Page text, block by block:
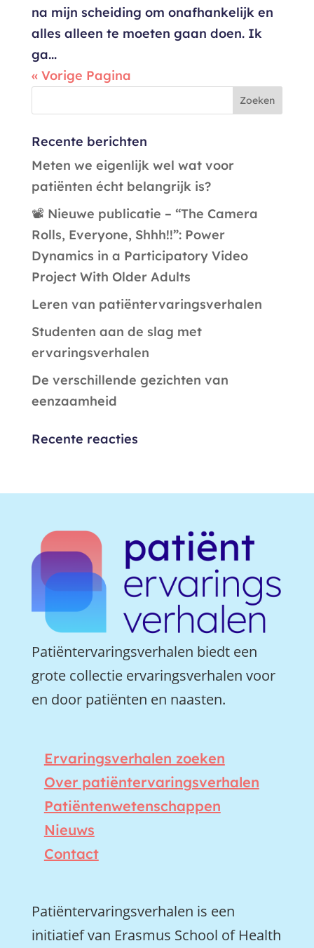
na mijn scheiding om onafhankelijk en
alles alleen te moeten gaan doen. Ik
ga...
« Vorige Pagina
Recente berichten
Meten we eigenlijk wel wat voor
patiënten écht belangrijk is?
📽️ Nieuwe publicatie – “The Camera
Rolls, Everyone, Shhh!!”: Power
Dynamics in a Participatory Video
Project With Older Adults
Leren van patiëntervaringsverhalen
Studenten aan de slag met
ervaringsverhalen
De verschillende gezichten van
eenzaamheid
Recente reacties
Patiëntervaringsverhalen biedt een
grote collectie ervaringsverhalen voor
en door patiënten en naasten.
Ervaringsverhalen zoeken
Over patiëntervaringsverhalen
Patiëntenwetenschappen
Nieuws
Contact
Patiëntervaringsverhalen is een
initiatief van Erasmus School of Health